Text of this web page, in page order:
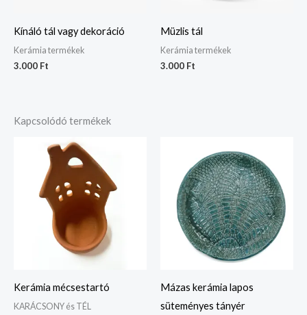
Kínáló tál vagy dekoráció
Kerámia termékek
3.000 Ft
Müzlis tál
Kerámia termékek
3.000 Ft
Kapcsolódó termékek
Kerámia mécsestartó
KARÁCSONY és TÉL
Mázas kerámia lapos
süteményes tányér